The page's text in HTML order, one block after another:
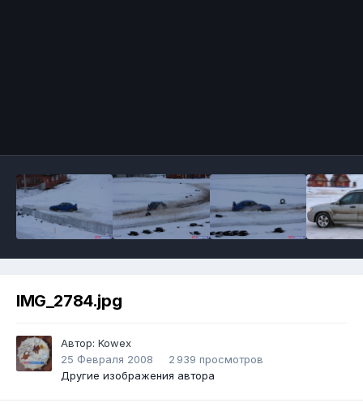
IMG_2784.jpg
Автор: Kowex
25 Февраля 2008
2 939 просмотров
Другие изображения автора